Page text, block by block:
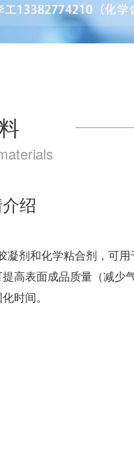
绍
凝剂和化学粘合剂，可
高表面成品质量（减少
时间。